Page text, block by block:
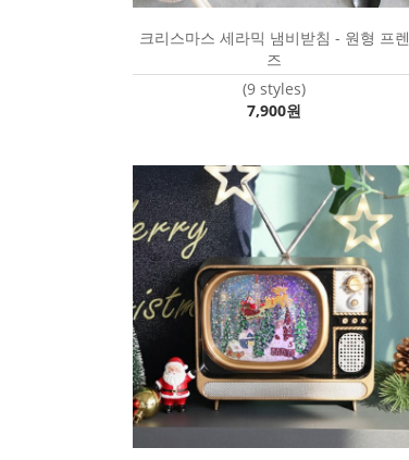
크리스마스 세라믹 냄비받침 - 원형 프렌
즈
(9 styles)
7,900원